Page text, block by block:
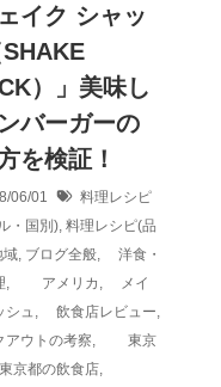
ェイク シャッ
）」美味し
バーガーの
を検証！
06/01
料理レシピ
・国別), 料理レシピ(品
域, ブログ全般,
洋食・
, アメリカ ,
メイ
シュ , 飲食店レビュー,
ウトの考察,
東京
都の飲食店,